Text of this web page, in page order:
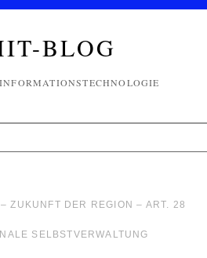
BLOG
ZUKUNFT DER REGION – ART. 28
SELBSTVERWALTUNG